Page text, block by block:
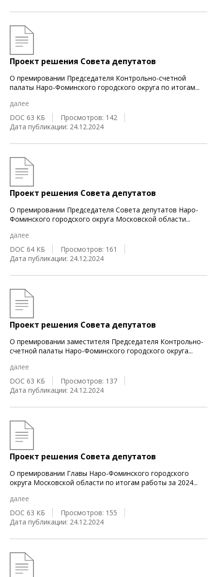
Проект решения Совета депутатов
О премировании Председателя Контрольно-счетной
палаты Наро-Фоминского городского округа по итогам...
далее
DOC 63 КБ
Просмотров: 142
Дата публикации: 24.12.2024
Проект решения Совета депутатов
О премировании Председателя Совета депутатов Наро-
Фоминского городского округа Московской области...
далее
DOC 64 КБ
Просмотров: 161
Дата публикации: 24.12.2024
Проект решения Совета депутатов
О премировании заместителя Председателя Контрольно-
счетной палаты Наро-Фоминского городского округа...
далее
DOC 63 КБ
Просмотров: 137
Дата публикации: 24.12.2024
Проект решения Совета депутатов
О премировании Главы Наро-Фоминского городского
округа Московской области по итогам работы за 2024...
далее
DOC 63 КБ
Просмотров: 155
Дата публикации: 24.12.2024